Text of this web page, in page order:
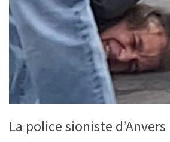
La police sioniste d’Anvers